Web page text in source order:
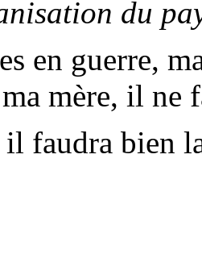
du
en guerre,
mère, il ne
faudra bien